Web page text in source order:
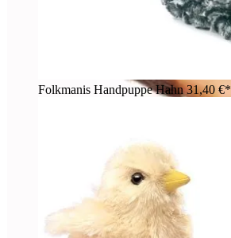
Folkmanis Handpuppe Hahn31,40 €*